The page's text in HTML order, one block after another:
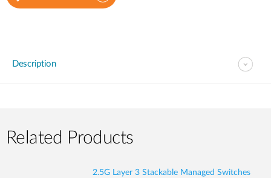
Description
Related Products
2.5G Layer 3 Stackable Managed Switches